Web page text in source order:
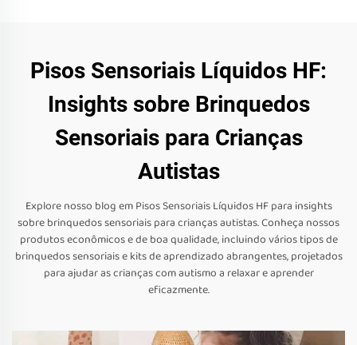
Pisos Sensoriais Líquidos HF:
Insights sobre Brinquedos
Sensoriais para Crianças
Autistas
Explore nosso blog em Pisos Sensoriais Líquidos HF para insights
sobre brinquedos sensoriais para crianças autistas. Conheça nossos
produtos econômicos e de boa qualidade, incluindo vários tipos de
brinquedos sensoriais e kits de aprendizado abrangentes, projetados
para ajudar as crianças com autismo a relaxar e aprender
eficazmente.